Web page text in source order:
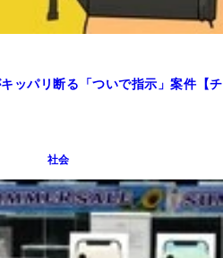
ッパリ断る「ついで指示」案件【チ
社会